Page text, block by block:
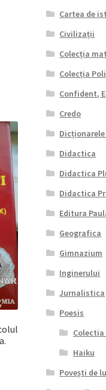
Cartea de
Civilizații
Colecția
Colecția
Confident,
Credo
Dicționarele
Didactica
Didactica
Didactica
Editura
Geografica
Gimnazium
Inginerului
Jurnalistica
Poesis
Colectia
Haiku
Povești de